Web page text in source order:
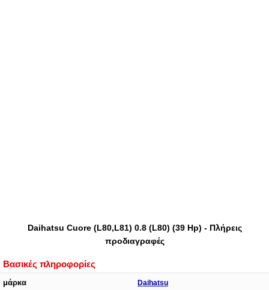
Daihatsu Cuore (L80,L81) 0.8 (L80) (39 Hp) - Πλήρεις
προδιαγραφές
Βασικές πληροφορίες
μάρκα Daihatsu